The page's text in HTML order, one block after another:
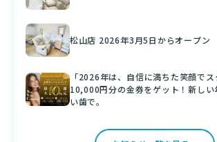
松山店 2026年3月5日からオープン
「2026年は、自信に満ちた笑顔でス
10,000円分の金券をゲット！新しい
い歯で。